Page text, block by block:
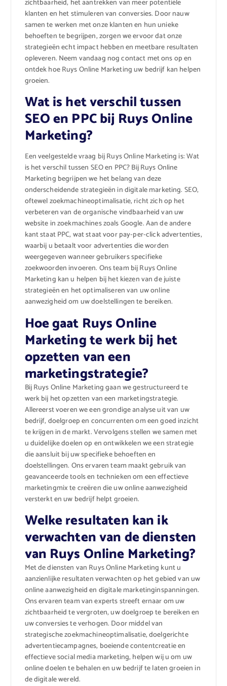
zichtbaarheid, het aantrekken van meer potentiële
klanten en het stimuleren van conversies. Door nauw
samen te werken met onze klanten en hun unieke
behoeften te begrijpen, zorgen we ervoor dat onze
strategieën echt impact hebben en meetbare resultaten
opleveren. Neem vandaag nog contact met ons op en
ontdek hoe Ruys Online Marketing uw bedrijf kan helpen
groeien.
Wat is het verschil tussen
SEO en PPC bij Ruys Online
Marketing?
Een veelgestelde vraag bij Ruys Online Marketing is: Wat
is het verschil tussen SEO en PPC? Bij Ruys Online
Marketing begrijpen we het belang van deze
onderscheidende strategieën in digitale marketing. SEO,
oftewel zoekmachineoptimalisatie, richt zich op het
verbeteren van de organische vindbaarheid van uw
website in zoekmachines zoals Google. Aan de andere
kant staat PPC, wat staat voor pay-per-click advertenties,
waarbij u betaalt voor advertenties die worden
weergegeven wanneer gebruikers specifieke
zoekwoorden invoeren. Ons team bij Ruys Online
Marketing kan u helpen bij het kiezen van de juiste
strategieën en het optimaliseren van uw online
aanwezigheid om uw doelstellingen te bereiken.
Hoe gaat Ruys Online
Marketing te werk bij het
opzetten van een
marketingstrategie?
Bij Ruys Online Marketing gaan we gestructureerd te
werk bij het opzetten van een marketingstrategie.
Allereerst voeren we een grondige analyse uit van uw
bedrijf, doelgroep en concurrenten om een goed inzicht
te krijgen in de markt. Vervolgens stellen we samen met
u duidelijke doelen op en ontwikkelen we een strategie
die aansluit bij uw specifieke behoeften en
doelstellingen. Ons ervaren team maakt gebruik van
geavanceerde tools en technieken om een effectieve
marketingmix te creëren die uw online aanwezigheid
versterkt en uw bedrijf helpt groeien.
Welke resultaten kan ik
verwachten van de diensten
van Ruys Online Marketing?
Met de diensten van Ruys Online Marketing kunt u
aanzienlijke resultaten verwachten op het gebied van uw
online aanwezigheid en digitale marketinginspanningen.
Ons ervaren team van experts streeft ernaar om uw
zichtbaarheid te vergroten, uw doelgroep te bereiken en
uw conversies te verhogen. Door middel van
strategische zoekmachineoptimalisatie, doelgerichte
advertentiecampagnes, boeiende contentcreatie en
effectieve social media marketing, helpen wij u om uw
online doelen te behalen en uw bedrijf te laten groeien in
de digitale wereld.